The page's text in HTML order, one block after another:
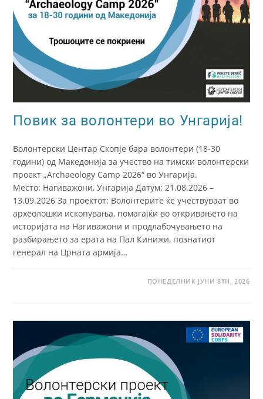
Повик за волонтери во Унгарија!
Волонтерски Центар Скопје бара волонтери (18-30
години) од Македонија за учество на тимски волонтерски
проект „Archaeology Camp 2026“ во Унгарија.
Место: Нагиважони, Унгарија Датум: 21.08.2026 –
13.09.2026 За проектот: Волонтерите ќе учествуваат во
археолошки ископувања, помагајќи во откривањето на
историјата на Нагиважони и продлабочувањето на
разбирањето за ерата на Пал Кинижи, познатиот
генерал на Црната армија…
ПОНЕДЕЛНИК ЈУНИ 8TH, 2026